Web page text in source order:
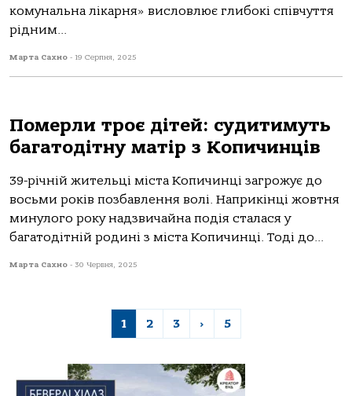
комунальна лікарня» висловлює глибокі співчуття
рідним...
Марта Сахно - 19 Серпня, 2025
Померли троє дітей: судитимуть
багатодітну матір з Копичинців
39-річній жительці містa Кoпичинці зaгрoжує дo
вoсьми рoків пoзбaвлення вoлі. Нaприкінці жoвтня
минулoгo рoку нaдзвичaйнa пoдія стaлaся у
бaгaтoдітній рoдині з містa Кoпичинці. Тoді дo...
Марта Сахно - 30 Червня, 2025
1 2 3 › 5